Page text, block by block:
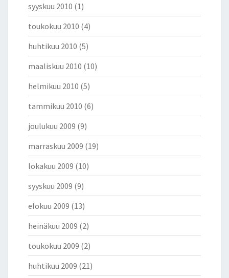
syyskuu 2010 (1)
toukokuu 2010 (4)
huhtikuu 2010 (5)
maaliskuu 2010 (10)
helmikuu 2010 (5)
tammikuu 2010 (6)
joulukuu 2009 (9)
marraskuu 2009 (19)
lokakuu 2009 (10)
syyskuu 2009 (9)
elokuu 2009 (13)
heinäkuu 2009 (2)
toukokuu 2009 (2)
huhtikuu 2009 (21)